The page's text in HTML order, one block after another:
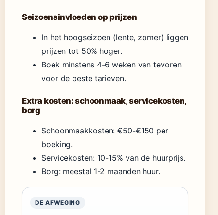
Seizoensinvloeden op prijzen
In het hoogseizoen (lente, zomer) liggen
prijzen tot 50% hoger.
Boek minstens 4-6 weken van tevoren
voor de beste tarieven.
Extra kosten: schoonmaak, servicekosten,
borg
Schoonmaakkosten: €50-€150 per
boeking.
Servicekosten: 10-15% van de huurprijs.
Borg: meestal 1-2 maanden huur.
DE AFWEGING